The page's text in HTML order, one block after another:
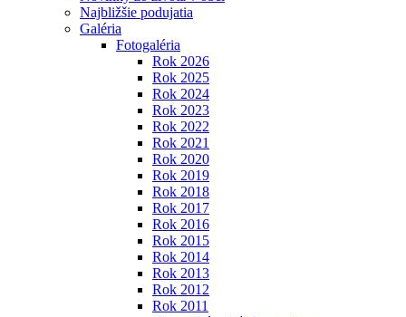
Najbližšie podujatia
Galéria
Fotogaléria
Rok 2026
Rok 2025
Rok 2024
Rok 2023
Rok 2022
Rok 2021
Rok 2020
Rok 2019
Rok 2018
Rok 2017
Rok 2016
Rok 2015
Rok 2014
Rok 2013
Rok 2012
Rok 2011